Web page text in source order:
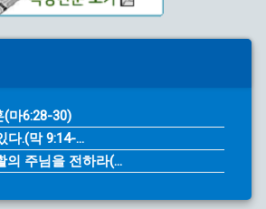
마6:28-30)
다.(막 9:14-...
의 주님을 전하라(...